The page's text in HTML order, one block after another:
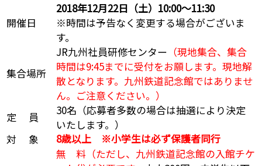
開催日
2018年12月22日（土）10:00～11:30
※時間は予告なく変更する場合がございま
す。
集合場所
JR九州社員研修センター （現地集合、集合
時間は9:45までに受付をお願します。現地解
散となります。九州鉄道記念館ではありませ
ん。ご注意ください。）
定 員
30名（応募者多数の場合は抽選により決定
いたします。）
対 象
8歳以上 ※小学生は必ず保護者同行
無 料（ただし、九州鉄道記念館の入館チケ